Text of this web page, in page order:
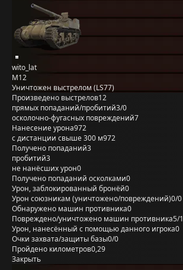
wito_lat
M12
Уничтожен выстрелом (LS77)
Произведено выстрелов12
прямых попаданий/пробитий3/0
осколочно-фугасных повреждений7
Нанесение урона972
с дистанции свыше 300 м972
Получено попаданий3
пробитий3
не нанёсших урон0
Получено попаданий осколками0
Урон, заблокированный бронёй0
Урон союзникам (уничтожено/повреждений)0/0
Обнаружено машин противника0
Повреждено/уничтожено машин противника5/1
Урон, нанесённый с помощью данного игрока0
Очки захвата/защиты базы0/0
Пройдено километров0,29
Закрыть